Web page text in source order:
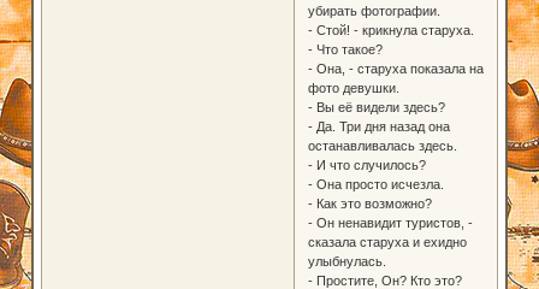
убирать фотографии.
- Стой! - крикнула старуха.
- Что такое?
- Она, - старуха показала на
фото девушки.
- Вы её видели здесь?
- Да. Три дня назад она
останавливалась здесь.
- И что случилось?
- Она просто исчезла.
- Как это возможно?
- Он ненавидит туристов, -
сказала старуха и ехидно
улыбнулась.
- Простите, Он? Кто это?